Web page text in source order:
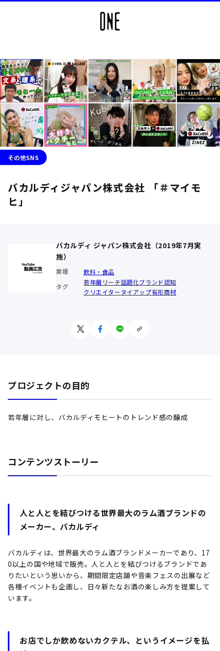
その他SNS
バカルディジャパン株式会社 「＃マイモ
ヒ」
バカルディ ジャパン株式会社（2019年7月実
施）
業種
飲料・食品
タグ
若年層リーチ話題化ブランド認知
クリエイタータイアップ有形商材
プロジェクトの目的
若年層に対し、バカルディモヒートのトレンド感の醸成
コンテンツストーリー
人と人とを結びつける世界最大のラム酒ブランドの
メーカー、バカルディ
バカルディは、世界最大のラム酒ブランドメーカーであり、17
0以上の国や地域で販売。人と人とを結びつけるブランドであ
りたいという思いから、期間限定店舗や音楽フェスの出展など
各種イベントも企画し、日々新たなお酒の楽しみ方を提案して
います。
お店でしか飲めないカクテル、というイメージを払